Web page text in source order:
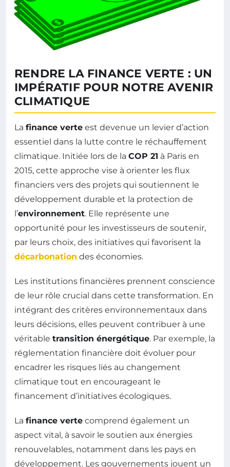
RENDRE LA FINANCE VERTE : UN
IMPÉRATIF POUR NOTRE AVENIR
CLIMATIQUE
La finance verte est devenue un levier d’action
essentiel dans la lutte contre le réchauffement
climatique. Initiée lors de la COP 21 à Paris en
2015, cette approche vise à orienter les flux
financiers vers des projets qui soutiennent le
développement durable et la protection de
l’environnement. Elle représente une
opportunité pour les investisseurs de soutenir,
par leurs choix, des initiatives qui favorisent la
décarbonation des économies.
Les institutions financières prennent conscience
de leur rôle crucial dans cette transformation. En
intégrant des critères environnementaux dans
leurs décisions, elles peuvent contribuer à une
véritable transition énergétique. Par exemple, la
réglementation financière doit évoluer pour
encadrer les risques liés au changement
climatique tout en encourageant le
financement d’initiatives écologiques.
La finance verte comprend également un
aspect vital, à savoir le soutien aux énergies
renouvelables, notamment dans les pays en
développement. Les gouvernements jouent un